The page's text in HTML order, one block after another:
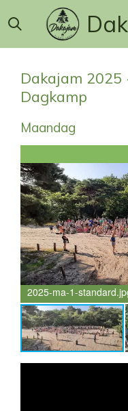
direct
hoofdinhoud
Dakajam 2025
Dagkamp
Maandag
2025-ma-1-